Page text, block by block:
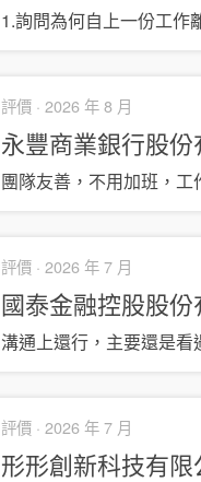
1.詢問為何自上一份工作
評價 · 2026 年 8 月
永豐商業銀行股份
團隊友善，不用加班，
評價 · 2026 年 7 月
國泰金融控股股份
溝通上還行，主要還是
評價 · 2026 年 7 月
形形創新科技有